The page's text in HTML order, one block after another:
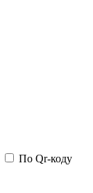
По Qr-коду